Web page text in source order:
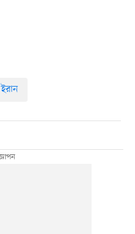
ইরান